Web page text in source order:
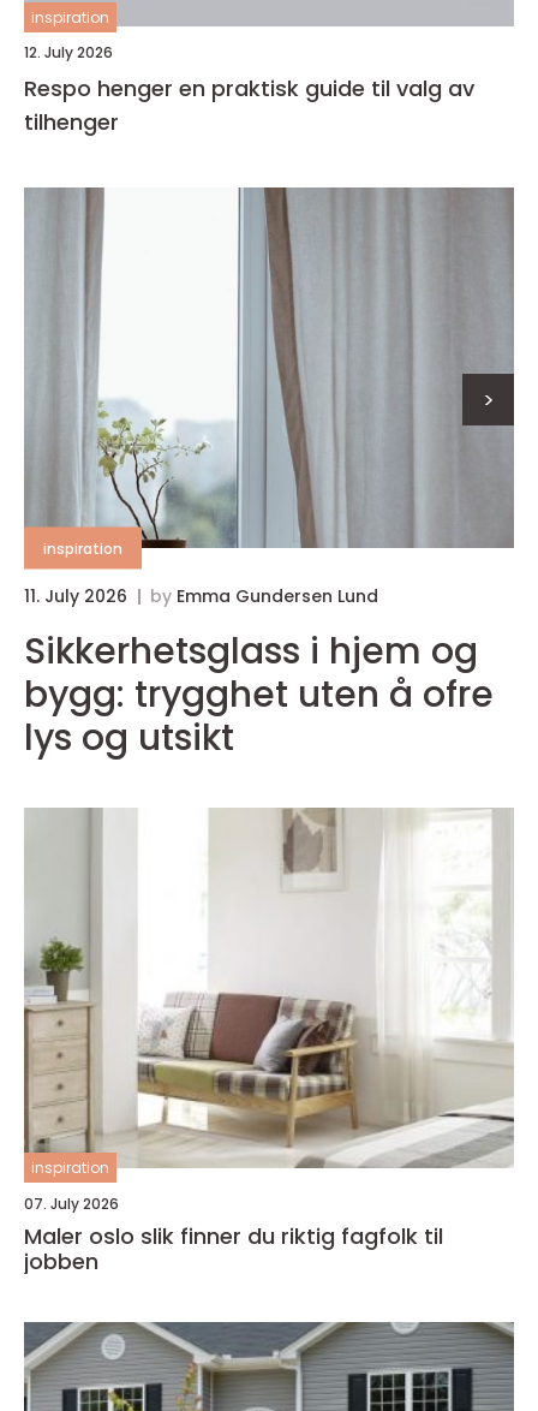
inspiration
12. July 2026
Respo henger en praktisk guide til valg av
tilhenger
inspiration
11. July 2026 by Emma Gundersen Lund
Sikkerhetsglass i hjem og
bygg: trygghet uten å ofre
lys og utsikt
>
inspiration
07. July 2026
Maler oslo slik finner du riktig fagfolk til
jobben